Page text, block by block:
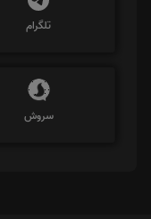
تلگرام
سروش